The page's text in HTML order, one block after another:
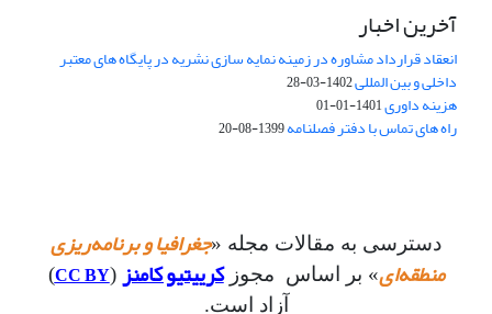
آخرین اخبار
انعقاد قرارداد مشاوره در زمینه نمایه سازی نشریه در پایگاه های معتبر
داخلی و بین المللی1402-03-28
هزینه داوری1401-01-01
راه های تماس با دفتر فصلنامه1399-08-20
دسترسی به مقالات مجله «جغرافیا و برنامه‌ریزی
منطقه‌ای» بر اساس مجوزکرییتیو کامنز (
CC BY
)
آزاد است.